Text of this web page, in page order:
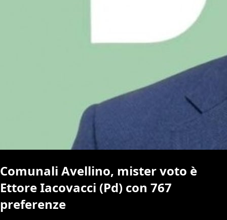
Comunali Avellino, mister voto è
Ettore Iacovacci (Pd) con 767
preferenze